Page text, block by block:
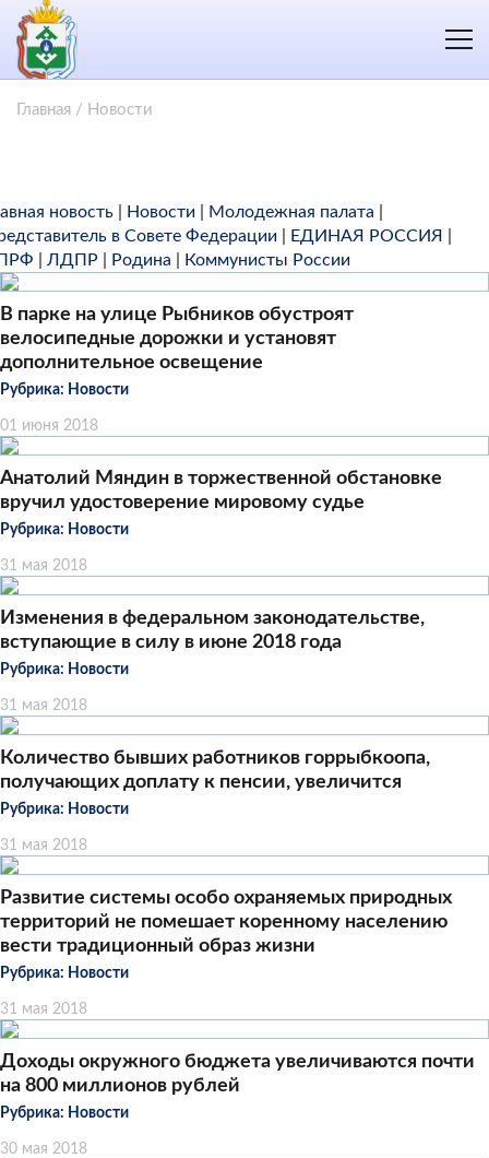
Главная / Новости
новость Новости Молодежная палата
в Совете Федерации
ЕДИНАЯ РОССИЯ
ЛДПР Родина Коммунисты России
В парке на улице Рыбников обустроят
велосипедные дорожки и установят
дополнительное освещение
Рубрика: Новости
01 июня 2018
Анатолий Мяндин в торжественной обстановке
вручил удостоверение мировому судье
Рубрика: Новости
31 мая 2018
Изменения в федеральном законодательстве,
вступающие в силу в июне 2018 года
Рубрика: Новости
31 мая 2018
Количество бывших работников горрыбкоопа,
получающих доплату к пенсии, увеличится
Рубрика: Новости
31 мая 2018
Развитие системы особо охраняемых природных
территорий не помешает коренному населению
вести традиционный образ жизни
Рубрика: Новости
31 мая 2018
Доходы окружного бюджета увеличиваются почти
на 800 миллионов рублей
Рубрика: Новости
30 мая 2018